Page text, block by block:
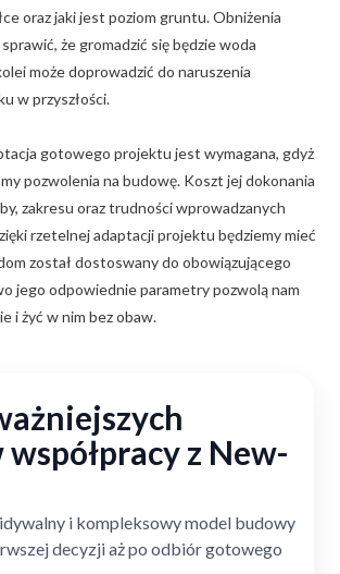
oraz jaki jest poziom gruntu. Obniżenia
że gromadzić się będzie woda
może doprowadzić do naruszenia
w przyszłości.
gotowego projektu jest wymagana, gdyż
pozwolenia na budowę. Koszt jej dokonania
zakresu oraz trudności wprowadzanych
rzetelnej adaptacji projektu będziemy mieć
został dostoswany do obowiązującego
jego odpowiednie parametry pozwolą nam
i żyć w nim bez obaw.
z New-
i kompleksowy model budowy
decyzji aż po odbiór gotowego